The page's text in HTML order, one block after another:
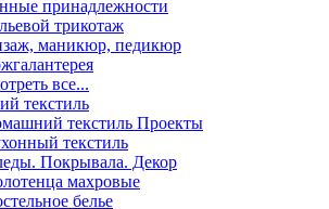
принадлежности
трикотаж
маникюр, педикюр
все...
текстиль
текстиль Проекты
текстиль
Покрывала. Декор
махровые
белье